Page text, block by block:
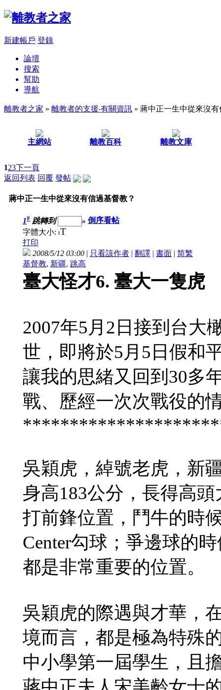
新建帳戶 登錄
論壇
搜索
幫助
導航
離教者之家 » 離教者的支援‧有關資訊 » 蔣中正一生中從來沒
主網站 離教百科 離教文庫
123下一頁
返回列表 回覆 發帖
蔣中正一生中從來沒有信過基督教？
1# 跳轉到 » 倒序看帖
字體大小: tT
打印
2008/5/12 03:00 | 只看該作者 | 翻譯 | 書面 | 简繁
基督教, 新疆, 跳高
臺大怪才6. 臺大一隻虎
2007年5月2日接到台大
世，即將於5月5日假和
讓我的思緒又回到30多
戰、歷經一次次戰役的
吳穎虎，綽號老虎，新
身高183公分，長得高
打前鋒位置，鬥牛的時
Center勾球；爭邊球的
都是非常重要的位置。
吳穎虎的際遇與才華，
境而言，都是極為特殊
中小學第一屆學生，且